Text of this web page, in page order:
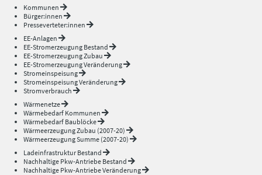
Kommunen
Bürger:innen
Presseverteter:innen
EE-Anlagen
EE-Stromerzeugung Bestand
EE-Stromerzeugung Zubau
EE-Stromerzeugung Veränderung
Stromeinspeisung
Stromeinspeisung Veränderung
Stromverbrauch
Wärmenetze
Wärmebedarf Kommunen
Wärmebedarf Baublöcke
Wärmeerzeugung Zubau (2007-20)
Wärmeerzeugung Summe (2007-20)
Ladeinfrastruktur Bestand
Nachhaltige Pkw-Antriebe Bestand
Nachhaltige Pkw-Antriebe Veränderung